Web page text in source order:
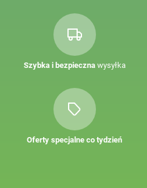
Szybka i bezpiecznawysyłka
Oferty specjalne co tydzień